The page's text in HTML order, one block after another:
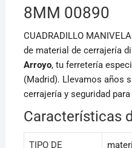
k
8MM 00890
CUADRADILLO
de material de cerrajería
Arroyo, tu ferretería
(Madrid). Llevamos años
cerrajería y seguridad
Características
TIPO DE